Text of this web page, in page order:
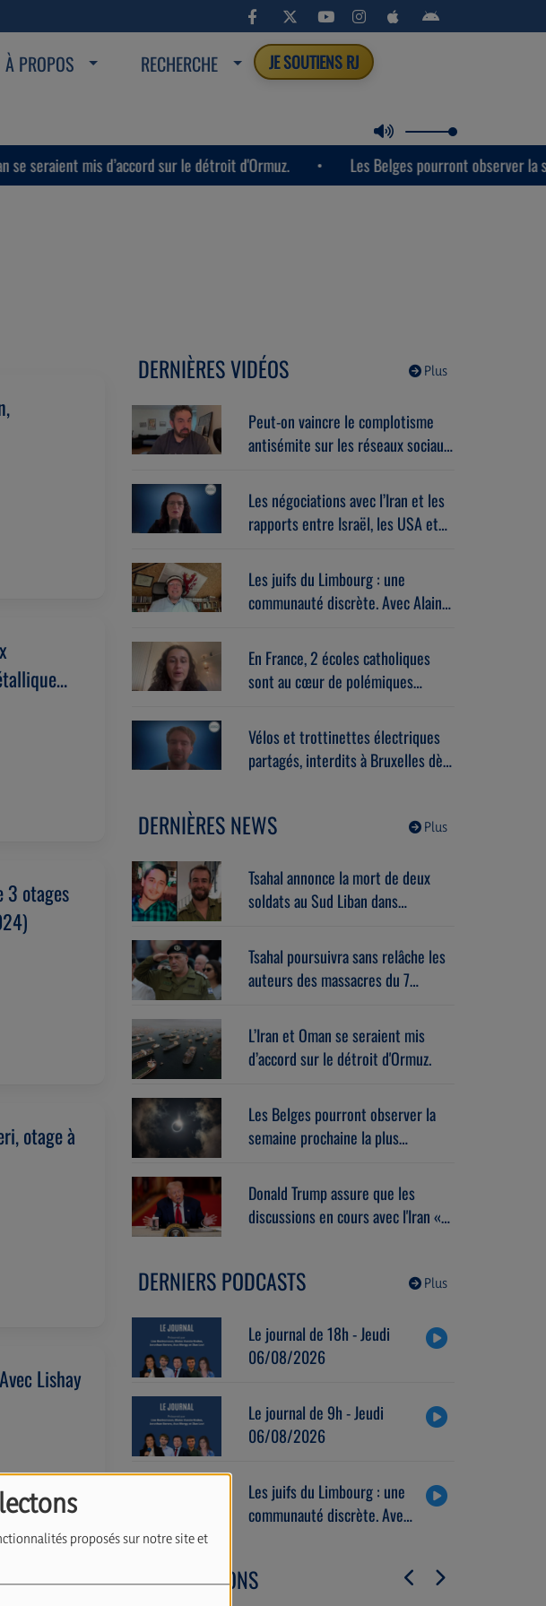
proposés sur notre site et
À PROPOS RECHERCHE JE SOUTIENS RJ
d’accord sur le détroit d'Ormuz. Les Belges pourront observer la semaine
3 otages
otage à
Lishay
Plus
DERNIÈRES VIDÉOS
Peut-on vaincre le complotisme
antisémite sur les réseaux sociaux
(06/08/2026)
Les négociations avec l’Iran et les
rapports entre Israël, les USA et
Gérard vespierre (06/08/2026)
Les juifs du Limbourg : une
communauté discrète. Avec Alain
En France, 2 écoles catholiques
sont au cœur de polémiques
(06/08/2026)
Vélos et trottinettes électriques
partagés, interdits à Bruxelles dès
Plus
DERNIÈRES NEWS
Tsahal annonce la mort de deux
soldats au Sud Liban dans
Tsahal poursuivra sans relâche les
auteurs des massacres du 7
L’Iran et Oman se seraient mis
d’accord sur le détroit d'Ormuz.
Les Belges pourront observer la
semaine prochaine la plus
27 dernières années.
Donald Trump assure que les
discussions en cours avec l'Iran «
Plus
DERNIERS PODCASTS
Le journal de 18h - Jeudi
06/08/2026
Le journal de 9h - Jeudi
06/08/2026
Les juifs du Limbourg : une
communauté discrète. Avec
LES ÉMISSIONS